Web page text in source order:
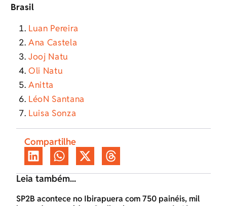
Brasil
Luan Pereira
Ana Castela
Jooj Natu
Oli Natu
Anitta
LéoN Santana
Luisa Sonza
Compartilhe
Leia também...
SP2B acontece no Ibirapuera com 750 painéis, mil